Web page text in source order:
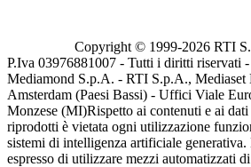
Copyright © 1999-2026 RTI
P.Iva 03976881007 - Tutti i diritti riservati
Mediamond S.p.A. - RTI S.p.A., Mediaset
Amsterdam (Paesi Bassi) - Uffici Viale
Monzese (MI)Rispetto ai contenuti e ai
riprodotti è vietata ogni utilizzazione
sistemi di intelligenza artificiale
espresso di utilizzare mezzi automatizzati